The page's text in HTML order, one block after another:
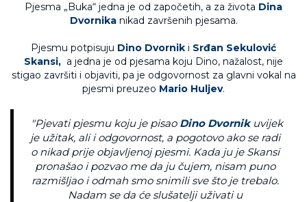
Pjesma „Buka“ jedna je od započetih, a za života Dina
Dvornikanikad završenih pjesama.
Pjesmu potpisuju Dino Dvornik i Srđan Sekulović
Skansi, a jedna je od pjesama koju Dino, nažalost, nije
stigao završiti i objaviti, pa je odgovornost za glavni vokal na
pjesmi preuzeo Mario Huljev.
"Pjevati pjesmu koju je pisao Dino Dvornikuvijek
je užitak, ali i odgovornost, a pogotovo ako se radi
o nikad prije objavljenoj pjesmi. Kada ju je Skansi
pronašao i pozvao me da ju čujem, nisam puno
razmišljao i odmah smo snimili sve što je trebalo.
Nadam se da će slušatelji uživati u